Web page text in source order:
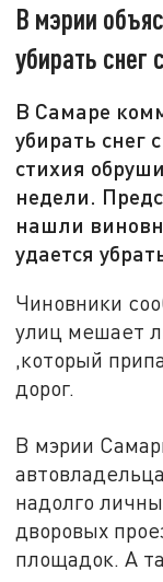
В мэрии
убирать снег
В Самаре
убирать снег
стихия
недели.
нашли
удается
Чиновники
улиц мешает
,который
дорог.
В мэрии
надолго
дворовых
площадок. А